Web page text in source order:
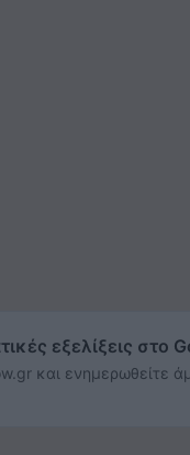
εξελίξεις στο
και ενημερωθείτε